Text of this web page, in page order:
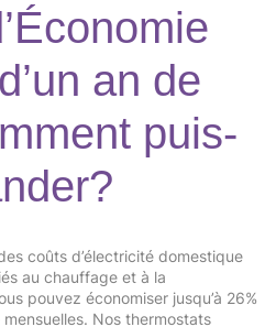
an de
puis-
coûts d’électricité domestique
au chauffage et à la
pouvez économiser jusqu’à 26%
Nos thermostats